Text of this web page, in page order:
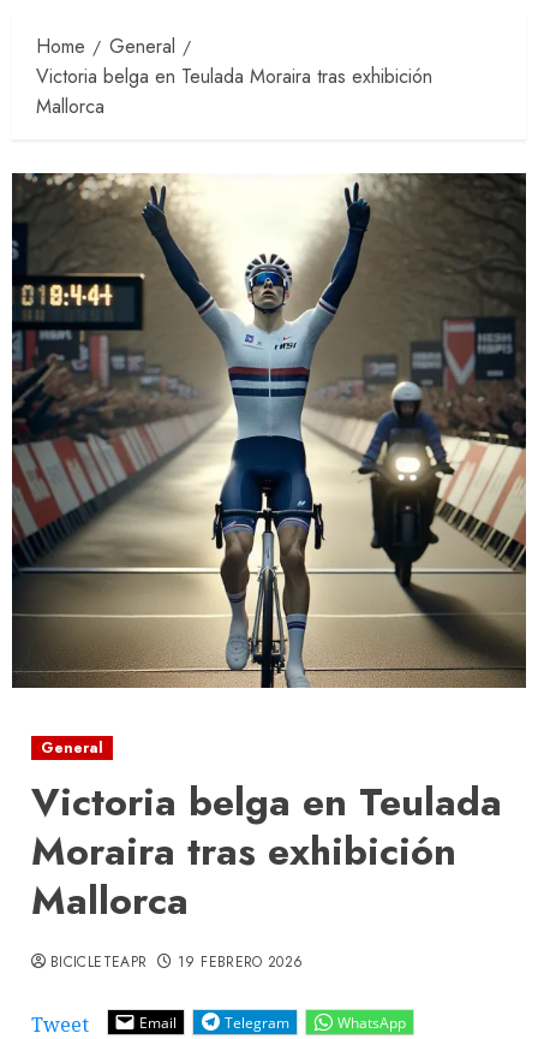
Home
General
Victoria belga en Teulada Moraira tras exhibición
Mallorca
General
Victoria belga en Teulada
Moraira tras exhibición
Mallorca
Tweet Email Telegram
WhatsApp
BICICLETEAPR 19 FEBRERO 2026